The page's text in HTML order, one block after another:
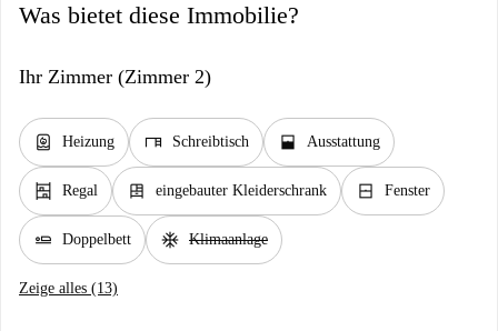
Was bietet diese Immobilie?
Ihr Zimmer (Zimmer 2)
water_heater Heizung desk Schreibtisch window_open Ausstattung
shelves Regal dresser eingebauter Kleiderschrank window_closed Fenster
airline_seat_flat Doppelbett ac_unit Klimaanlage
Zeige alles (13)